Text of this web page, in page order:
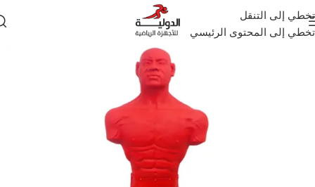
تخطي إلى التنقل
تخطي إلى المحتوى الرئيسي